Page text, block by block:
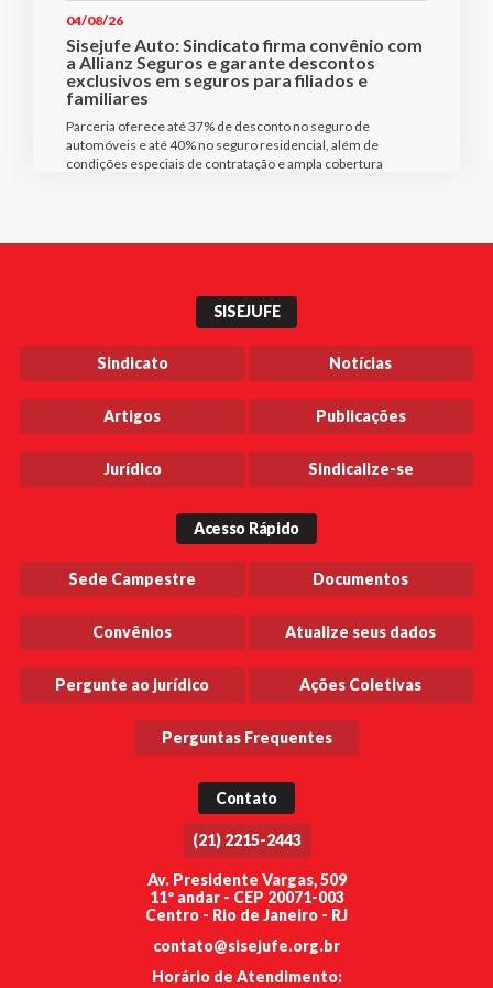
04/08/26
Sisejufe Auto: Sindicato firma convênio com
a Allianz Seguros e garante descontos
exclusivos em seguros para filiados e
familiares
Parceria oferece até 37% de desconto no seguro de
automóveis e até 40% no seguro residencial, além de
condições especiais de contratação e ampla cobertura
SISEJUFE
Sindicato Notícias
Artigos Publicações
Jurídico Sindicalize-se
Acesso Rápido
Sede Campestre Documentos
Convênios Atualize seus dados
Pergunte ao jurídico Ações Coletivas
Perguntas Frequentes
Contato
(21) 2215-2443
Av. Presidente Vargas, 509
11º andar - CEP 20071-003
Centro - Rio de Janeiro - RJ
contato@sisejufe.org.br
Horário de Atendimento: